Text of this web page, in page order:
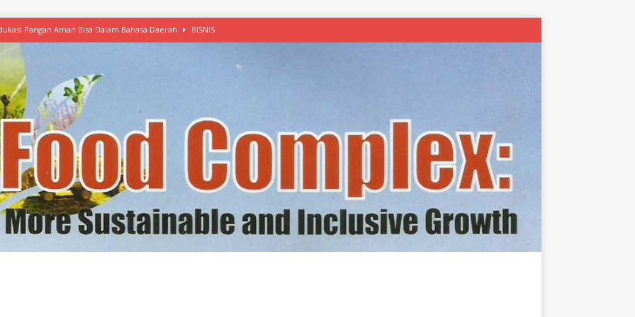
Pangan Aman Bisa Dalam Bahasa Daerah BISNIS
Mulai Ekspansi, IKEA dan MSC Dukung Seafood Berkelanjutan
Free Versi Healthy Choice, Tepung Talas Kimpul Pilihan Menu Sehat
Latih Olah Singkong, KKN Universitas Lampung Kenalkan Sosmocaf
Makanan dengan McCormick, Ciptakan Raksasa Rp1.100 Triliun